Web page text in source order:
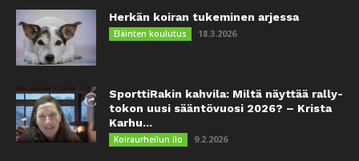
Herkän koiran tukeminen arjessa
Eläinten koulutus 18.3.2026
SporttiRakin kahvila: Miltä näyttää rally-
tokon uusi sääntövuosi 2026? – Krista
Karhu...
Koiraurheilun ilo 9.2.2026